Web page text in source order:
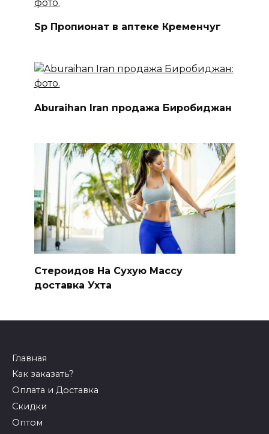
Sp Пропионат в аптеке Кременчуг
Aburaihan Iran продажа Биробиджан
Стероидов На Сухую Массу
доставка Ухта
Главная
Как заказать?
Оплата и Доставка
Скидки
Оптом